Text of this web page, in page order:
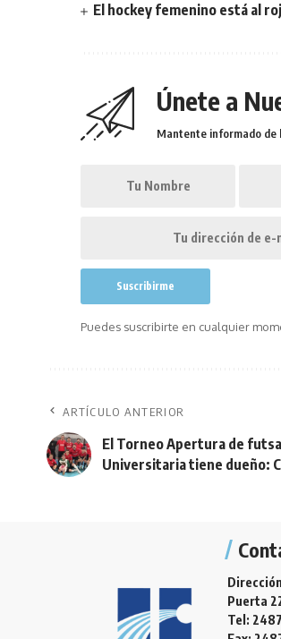
El hockey femenino está al
Únete a
Mantente informado de
Puedes suscribirte en cualquier
ARTÍCULO ANTERIOR
El Torneo Apertura de
Universitaria tiene dueño:
Puerta
Tel: